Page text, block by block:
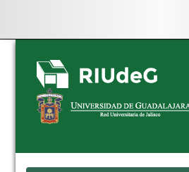
Skip
navigation